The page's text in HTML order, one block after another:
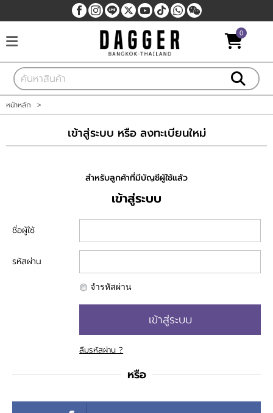
สมัครสมาชิก
สินค้าที่สนใจ ( 0 )
ข่าวสาร
0
หน้าหลัก >
เข้าสู่ระบบ หรือ ลงทะเบียนใหม่
เข้าสู่ระบบ
สำหรับลูกค้าที่มีบัญชีผู้ใช้แล้ว
ชื่อผู้ใช้
รหัสผ่าน
จำรหัสผ่าน
เข้าสู่ระบบ
ลืมรหัสผ่าน ?
หรือ